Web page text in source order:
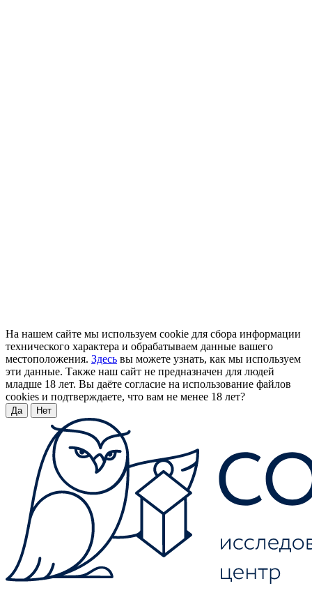
На нашем сайте мы используем cookie для сбора информации
технического характера и обрабатываем данные вашего
местоположения. Здесь вы можете узнать, как мы используем
эти данные. Также наш сайт не предназначен для людей
младше 18 лет. Вы даёте согласие на использование файлов
cookies и подтверждаете, что вам не менее 18 лет?
Да Нет